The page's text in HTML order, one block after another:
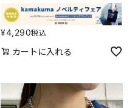
¥4,290税込
カートに入れる